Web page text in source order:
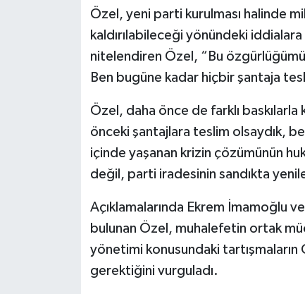
Özel, yeni parti kurulması halinde
kaldırılabileceği yönündeki
nitelendiren Özel, “Bu
Ben bugüne kadar hiçbir şantaja
Özel, daha önce de farklı baskılarla
önceki şantajlara teslim olsaydık,
içinde yaşanan krizin çözümünün
değil, parti iradesinin sandıkta
Açıklamalarında Ekrem İmamoğlu
bulunan Özel, muhalefetin ortak
yönetimi konusundaki
gerektiğini vurguladı.
Kim kimdir?
Kültür Sanat
Teknoloji
Yaşam-Çevre